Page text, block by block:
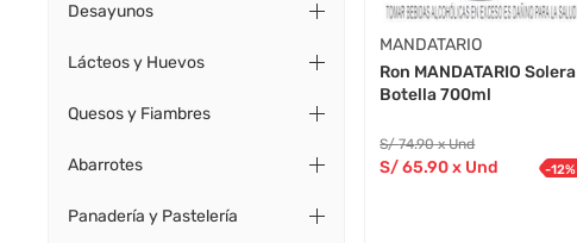
Desayunos
Lácteos y Huevos
Quesos y Fiambres
Abarrotes
Panadería y Pastelería
MANDATARIO
Ron MANDATARIO Solera
Botella 700ml
S/74.90 x Und
S/65.90x Und -12%